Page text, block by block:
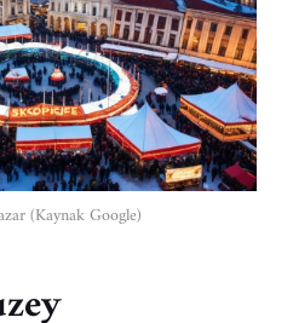
(Kaynak Google)